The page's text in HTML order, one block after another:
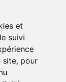
et
suivi
site, pour